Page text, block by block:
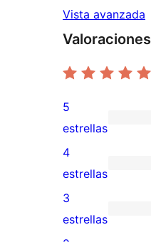
Vista avanzada
Valoraciones
7
valoraciones
de
5
estrellas
5
estrellas
0
valoraciones
de
4
4
estrellas
0
3
estrellas